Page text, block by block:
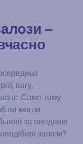
–
вагу,
Саме тому
ви могли
за вигідною
залози?